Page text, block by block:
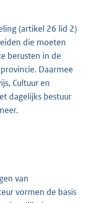
(artikel 26 lid 2)
die moeten
berusten in de
Daarmee
Cultuur en
dagelijks bestuur
van
vormen de basis